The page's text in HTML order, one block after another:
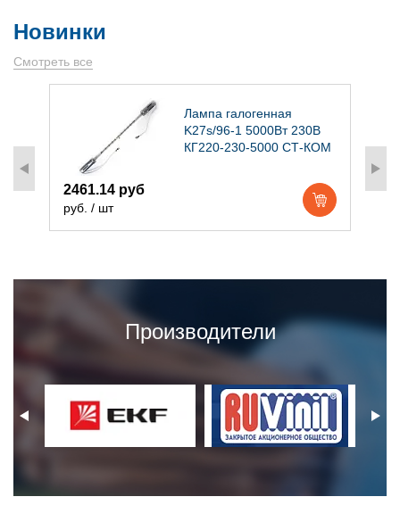
Новинки
Смотреть все
Лампа галогенная
K27s/96-1 5000Вт 230В
КГ220-230-5000 СТ-КОМ
2461.14 руб
руб. / шт
Производители